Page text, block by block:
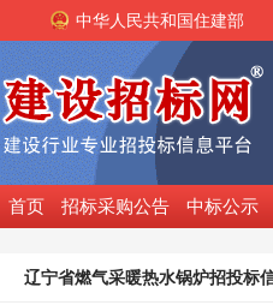
中华人民共和国住建部
首页 招标采购公告 中标公示
辽宁省燃气采暖热水锅炉招投标